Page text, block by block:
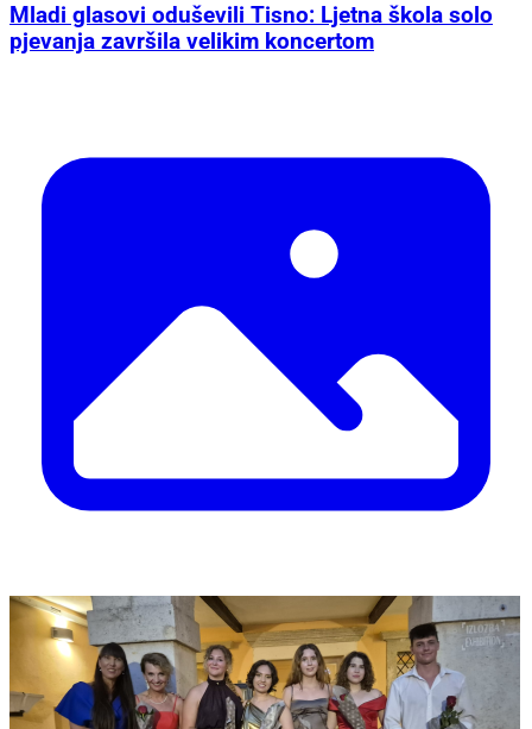
Mladi glasovi oduševili Tisno: Ljetna škola solo
pjevanja završila velikim koncertom